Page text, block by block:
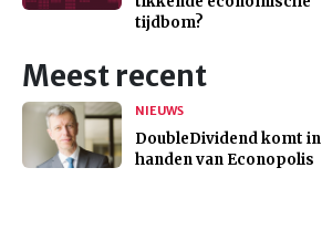
tijdbom?
Meest recent
NIEUWS
DoubleDividend komt in
handen van Econopolis